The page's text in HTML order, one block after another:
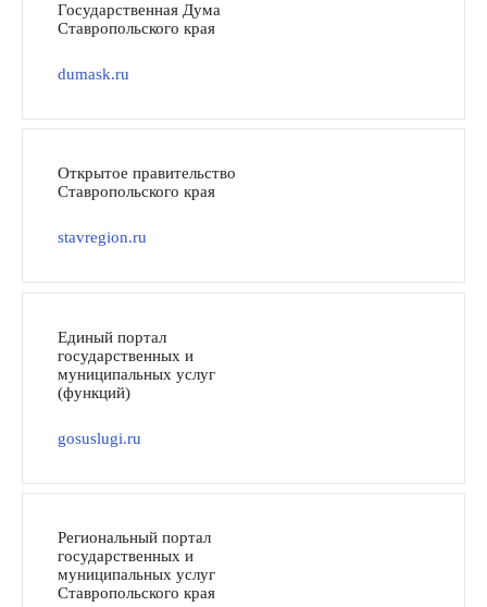
Государственная Дума
Ставропольского края
dumask.ru
Открытое правительство
Ставропольского края
stavregion.ru
Единый портал
государственных и
муниципальных услуг
(функций)
gosuslugi.ru
Региональный портал
государственных и
муниципальных услуг
Ставропольского края